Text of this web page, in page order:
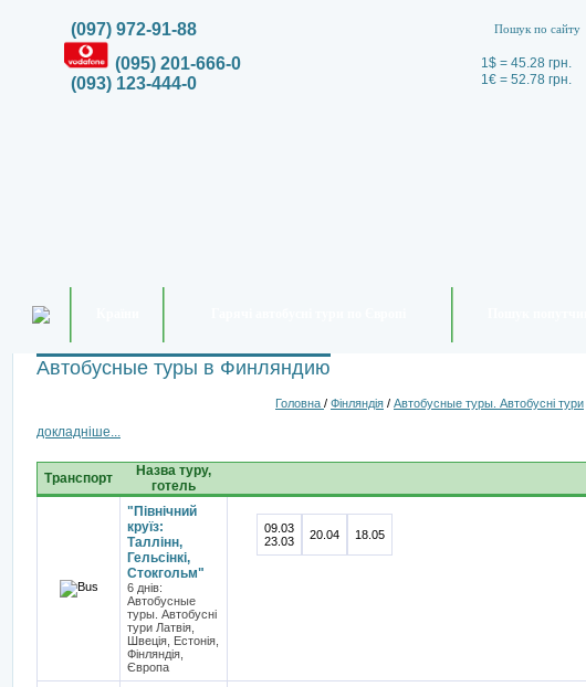
1$ = 45.28 грн.
1€ = 52.78 грн.
(097) 972-91-88
(095) 201-666-0
(093) 123-444-0
Автобусные туры в Финляндию
Головна / Фінляндія / Автобусные туры. Автобусні тури
докладніше...
Транспорт
Назва туру,
готель
"Північний
круїз:
Таллінн,
Гельсінкі,
Стокгольм"
6 днів:
Автобусные
туры. Автобусні
тури Латвія,
Швеція, Естонія,
Фінляндія,
Європа
09.03
23.03
20.04 18.05